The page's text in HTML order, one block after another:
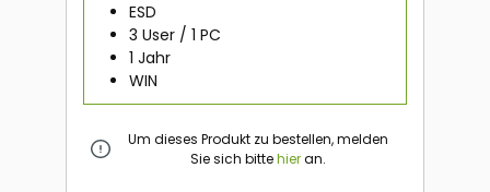
ESD
3 User / 1 PC
1 Jahr
WIN
Um dieses Produkt zu bestellen, melden
Sie sich bittehieran.